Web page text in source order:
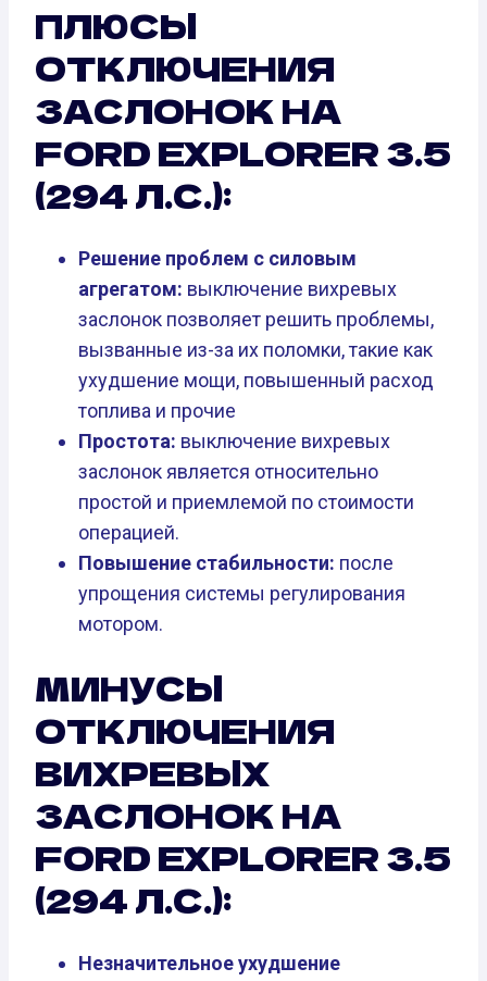
ПЛЮСЫ
ОТКЛЮЧЕНИЯ
ЗАСЛОНОК НА
FORD EXPLORER 3.5
(294 Л.С.):
Решение проблем с силовым
агрегатом: выключение вихревых
заслонок позволяет решить проблемы,
вызванные из-за их поломки, такие как
ухудшение мощи, повышенный расход
топлива и прочие
Простота: выключение вихревых
заслонок является относительно
простой и приемлемой по стоимости
операцией.
Повышение стабильности: после
упрощения системы регулирования
мотором.
МИНУСЫ
ОТКЛЮЧЕНИЯ
ВИХРЕВЫХ
ЗАСЛОНОК НА
FORD EXPLORER 3.5
(294 Л.С.):
Незначительное ухудшение